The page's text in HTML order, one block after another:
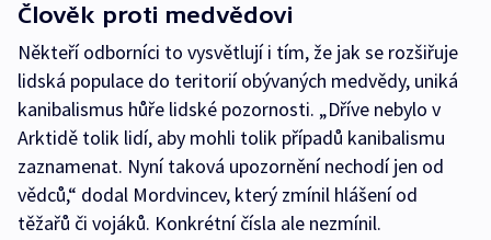
Člověk proti medvědovi
Někteří odborníci to vysvětlují i tím, že jak se rozšiřuje
lidská populace do teritorií obývaných medvědy, uniká
kanibalismus hůře lidské pozornosti. „Dříve nebylo v
Arktidě tolik lidí, aby mohli tolik případů kanibalismu
zaznamenat. Nyní taková upozornění nechodí jen od
vědců,“ dodal Mordvincev, který zmínil hlášení od
těžařů či vojáků. Konkrétní čísla ale nezmínil.